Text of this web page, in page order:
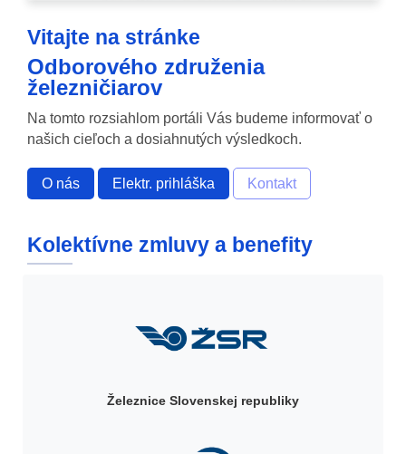
Vitajte na stránke
Odborového združenia
železničiarov
Na tomto rozsiahlom portáli Vás budeme informovať o
našich cieľoch a dosiahnutých výsledkoch.
O nás Elektr. prihláška Kontakt
Kolektívne zmluvy a benefity
Železnice Slovenskej republiky